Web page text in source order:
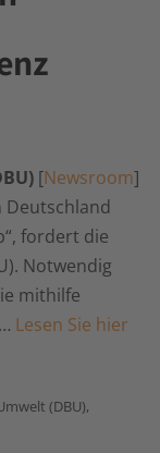
[Newsroom]
Deutschland
fordert die
Notwendig
mithilfe
Lesen Sie hier
(DBU),